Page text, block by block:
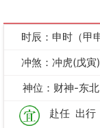
时辰：申时（甲
冲煞：冲虎(戊寅
神位：财神-东
赴任 出行